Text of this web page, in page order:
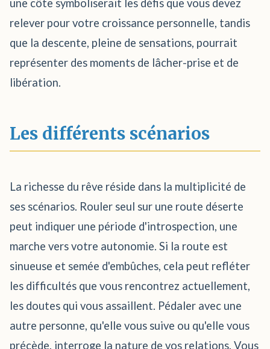
une côte symboliserait les défis que vous devez
relever pour votre croissance personnelle, tandis
que la descente, pleine de sensations, pourrait
représenter des moments de lâcher-prise et de
libération.
Les différents scénarios
La richesse du rêve réside dans la multiplicité de
ses scénarios. Rouler seul sur une route déserte
peut indiquer une période d'introspection, une
marche vers votre autonomie. Si la route est
sinueuse et semée d'embûches, cela peut refléter
les difficultés que vous rencontrez actuellement,
les doutes qui vous assaillent. Pédaler avec une
autre personne, qu'elle vous suive ou qu'elle vous
précède, interroge la nature de vos relations. Vous